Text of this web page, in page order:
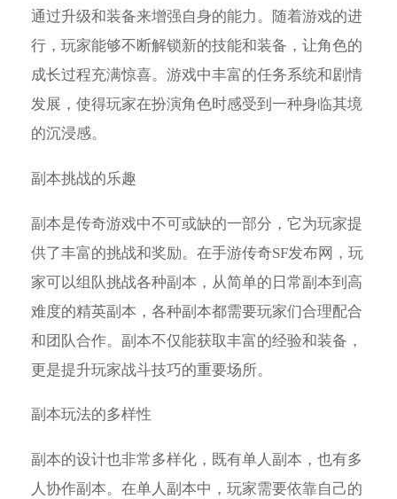
通过升级和装备来增强自身的能力。随着游戏的进
行，玩家能够不断解锁新的技能和装备，让角色的
成长过程充满惊喜。游戏中丰富的任务系统和剧情
发展，使得玩家在扮演角色时感受到一种身临其境
的沉浸感。
副本挑战的乐趣
副本是传奇游戏中不可或缺的一部分，它为玩家提
供了丰富的挑战和奖励。在手游传奇SF发布网，玩
家可以组队挑战各种副本，从简单的日常副本到高
难度的精英副本，各种副本都需要玩家们合理配合
和团队合作。副本不仅能获取丰富的经验和装备，
更是提升玩家战斗技巧的重要场所。
副本玩法的多样性
副本的设计也非常多样化，既有单人副本，也有多
人协作副本。在单人副本中，玩家需要依靠自己的